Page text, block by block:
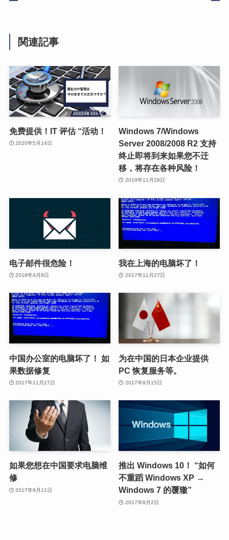
関連記事
免费提供！IT 评估 “活动！
2020年5月14日
Windows 7/Windows
Server 2008/2008 R2 支持
终止即将到来如果您不迁
移，将存在各种风险！
2019年11月28日
电子邮件很危险！
2018年4月8日
我在上海的电脑坏了！
2017年11月27日
中国办公室的电脑坏了！ 如
果数据修复
2017年11月27日
为在中国的日本企业提供
PC 恢复服务等。
2017年9月15日
如果您想在中国要求电脑维
修
2017年9月11日
推出 Windows 10！ “如何
不重蹈 Windows XP →
Windows 7 的覆辙”
2017年8月2日